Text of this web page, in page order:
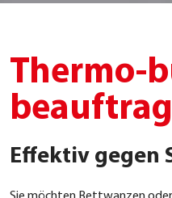
Thermo-
Effektiv gegen